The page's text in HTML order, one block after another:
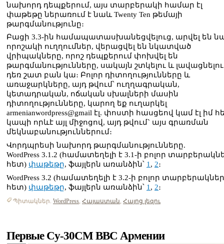
նախորդ դեպքերում, այս տարբերակի համար էլ
փաթեթը ներառում է նաև Twenty Ten թեմայի
թարգմանությունը։
Բացի 3.3-ին համապատասխանեցվելուց, արվել են
որոշակի ուղղումներ, վերացվել են նկատված
վրիպակները, որոշ դեպքերում փոխվել են
թարգմանությունները, սակայն շտկելու և լավացնելու
դեռ շատ բան կա։ Բոլոր դիտողությունները և
առաջարկները, այդ թվում՝ ուղղագրական,
կետադրական, ոճական սխալների մասին
դիտողությունները, կարող եք ուղարկել
armenianwordpress@gmail էլ. փոստի հասցեով կամ էլ իմ
կապի որևէ այլ միջոցով, այդ թվում` այս գրառման
մեկնաբանություններում։
Վորդպրեսի նախորդ թարգմանությունները.
WordPress 3.1.2 (համատեղելի է 3.1-ի բոլոր
հետ) փաթեթը, ֆայլերն առանձին՝ 1, 2։
WordPress 3.2 (համատեղելի է 3.2-ի բոլոր
հետ) փաթեթը, ֆայլերն առանձին՝ 1 , 2։
Պիտակներ. WordPress, Հայաստան, Հայոց լեզու
Первые Су-30СМ ВВС Армении